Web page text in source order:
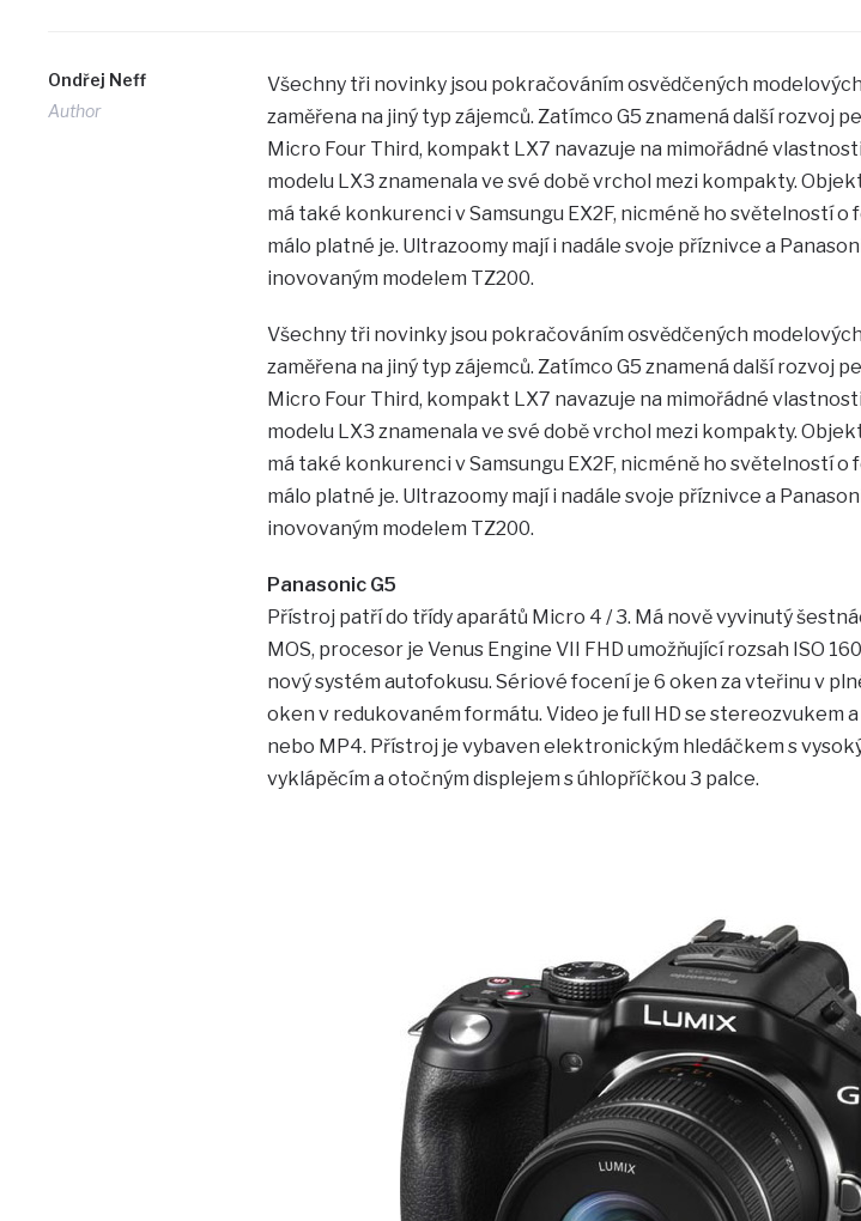
Ondřej Neff
Author
Všechny tři novinky jsou pokračováním osvědčených modelových
zaměřena na jiný typ zájemců. Zatímco G5 znamená další rozvoj
Micro Four Third, kompakt LX7 navazuje na mimořádné
modelu LX3 znamenala ve své době vrchol mezi kompakty.
má také konkurenci v Samsungu EX2F, nicméně ho světelností o
málo platné je. Ultrazoomy mají i nadále svoje příznivce a
inovovaným modelem TZ200.
Všechny tři novinky jsou pokračováním osvědčených modelových
zaměřena na jiný typ zájemců. Zatímco G5 znamená další rozvoj
Micro Four Third, kompakt LX7 navazuje na mimořádné
modelu LX3 znamenala ve své době vrchol mezi kompakty.
má také konkurenci v Samsungu EX2F, nicméně ho světelností o
málo platné je. Ultrazoomy mají i nadále svoje příznivce a
inovovaným modelem TZ200.
Panasonic G5
Přístroj patří do třídy aparátů Micro 4 / 3. Má nově vyvinutý
MOS, procesor je Venus Engine VII FHD umožňující rozsah ISO
nový systém autofokusu. Sériové focení je 6 oken za vteřinu v
oken v redukovaném formátu. Video je full HD se stereozvukem a
nebo MP4. Přístroj je vybaven elektronickým hledáčkem s
vyklápěcím a otočným displejem s úhlopříčkou 3 palce.